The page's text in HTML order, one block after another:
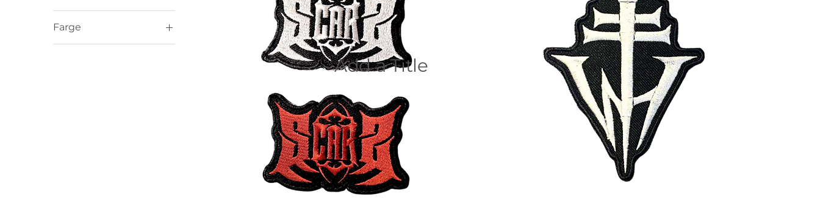
100 kr 150 kr
Farge
Add a Title